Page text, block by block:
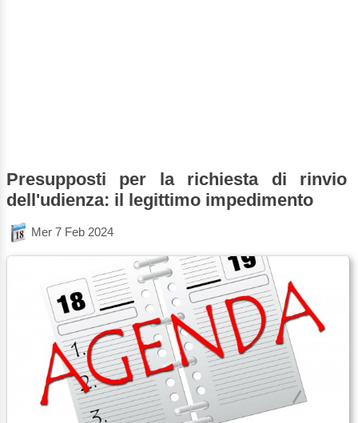
Presupposti per la richiesta di rinvio
dell'udienza: il legittimo impedimento
Mer 7 Feb 2024